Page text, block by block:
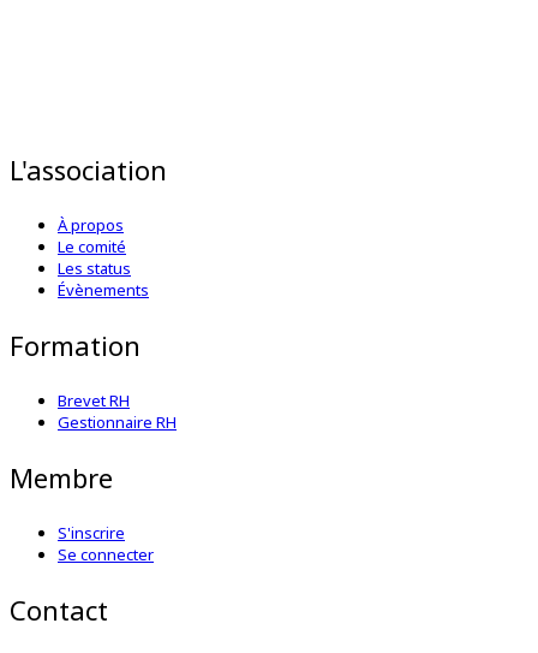
L'association
À propos
Le comité
Les status
Évènements
Formation
Brevet RH
Gestionnaire RH
Membre
S'inscrire
Se connecter
Contact